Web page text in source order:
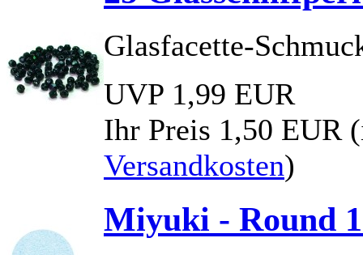
Glasfacette-
UVP 1,99 EUR
Ihr Preis 1,50 EUR
Versandkosten)
Miyuki - Round